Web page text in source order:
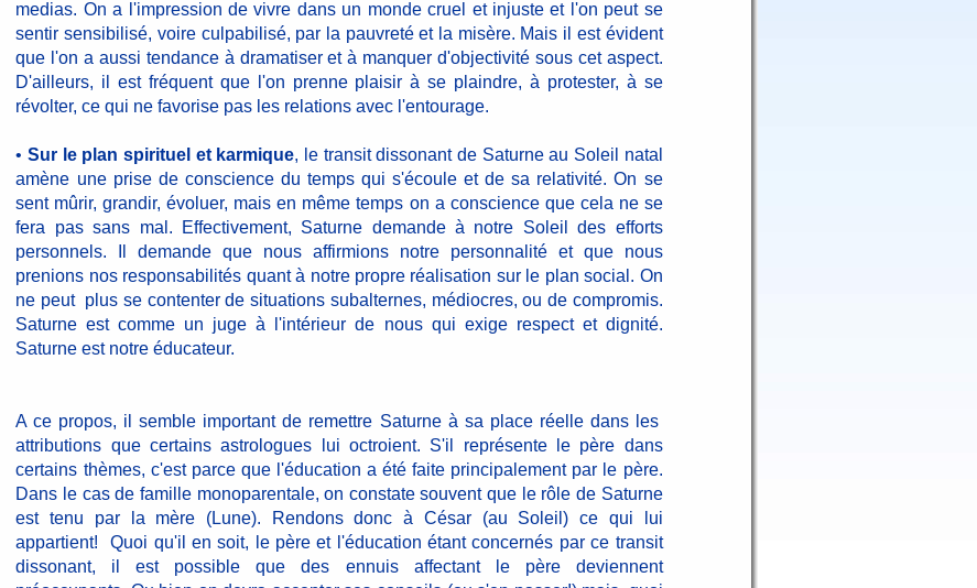
medias. On a l'impression de vivre dans un monde cruel et injuste et l'on peut se
sentir sensibilisé, voire culpabilisé, par la pauvreté et la misère. Mais il est évident
que l'on a aussi tendance à dramatiser et à manquer d'objectivité sous cet aspect.
D'ailleurs, il est fréquent que l'on prenne plaisir à se plaindre, à protester, à se
révolter, ce qui ne favorise pas les relations avec l'entourage.
•Sur le plan spirituel et karmique, le transit dissonant de Saturne au Soleil natal
amène une prise de conscience du temps qui s'écoule et de sa relativité. On se
sent mûrir, grandir, évoluer, mais en même temps on a conscience que cela ne se
fera pas sans mal. Effectivement, Saturne demande à notre Soleil des efforts
personnels. Il demande que nous affirmions notre personnalité et que nous
prenions nos responsabilités quant à notre propre réalisation sur le plan social. On
ne peut plus se contenter de situations subalternes, médiocres, ou de compromis.
Saturne est comme un juge à l'intérieur de nous qui exige respect et dignité.
Saturne est notre éducateur.
A ce propos, il semble important de remettre Saturne à sa place réelle dans les
attributions que certains astrologues lui octroient. S'il représente le père dans
certains thèmes, c'est parce que l'éducation a été faite principalement par le père.
Dans le cas de famille monoparentale, on constate souvent que le rôle de Saturne
est tenu par la mère (Lune). Rendons donc à César (au Soleil) ce qui lui
appartient! Quoi qu'il en soit, le père et l'éducation étant concernés par ce transit
dissonant, il est possible que des ennuis affectant le père deviennent